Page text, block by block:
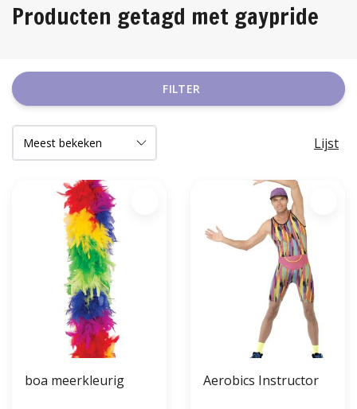
Producten getagd met gaypride
FILTER
Lijst
boa meerkleurig Aerobics Instructor